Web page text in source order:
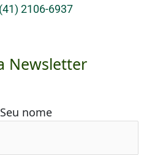
(41) 2106-6937
Newsletter
Seu nome